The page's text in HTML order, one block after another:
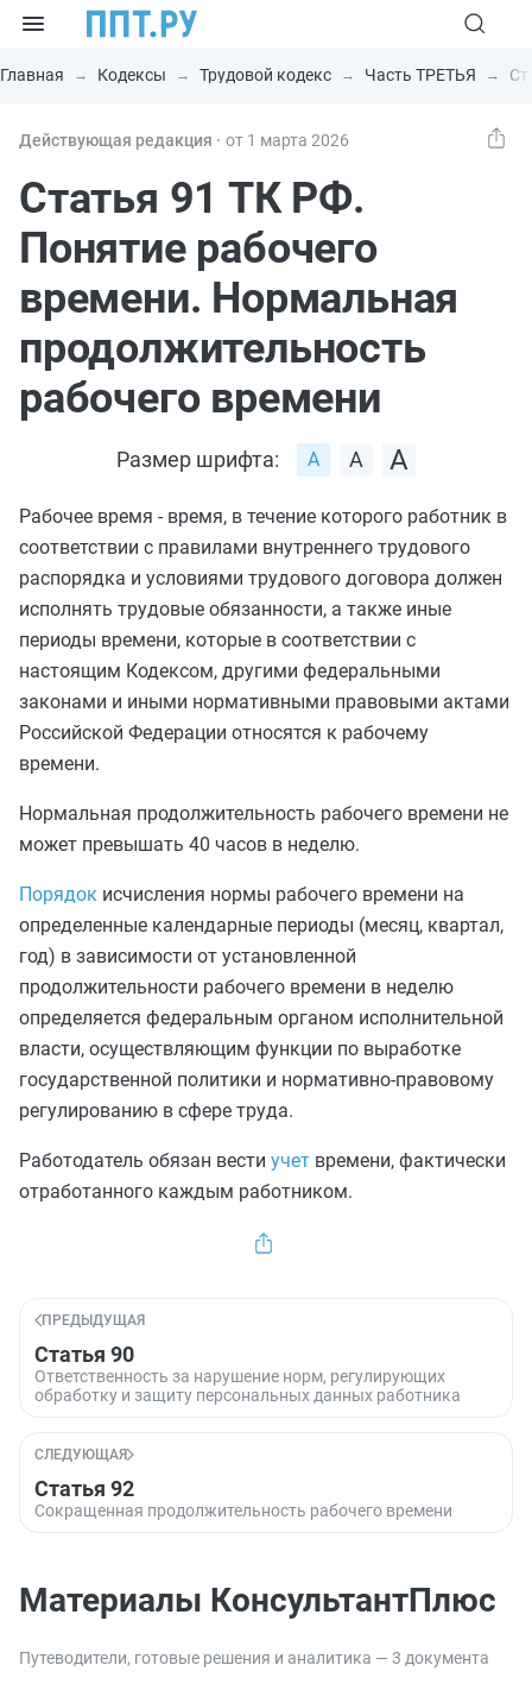
Главная Кодексы Трудовой кодекс Часть ТРЕТЬЯ
Действующая редакция ⸱ от 1 марта 2026
Статья 91 ТК РФ.
Понятие рабочего
времени. Нормальная
продолжительность
рабочего времени
Размер шрифта:
Рабочее время - время, в течение которого работник в
соответствии с правилами внутреннего трудового
распорядка и условиями трудового договора должен
исполнять трудовые обязанности, а также иные
периоды времени, которые в соответствии с
настоящим Кодексом, другими федеральными
законами и иными нормативными правовыми актами
Российской Федерации относятся к рабочему
времени.
Нормальная продолжительность рабочего времени не
может превышать 40 часов в неделю.
Порядок исчисления нормы рабочего времени на
определенные календарные периоды (месяц, квартал,
год) в зависимости от установленной
продолжительности рабочего времени в неделю
определяется федеральным органом исполнительной
власти, осуществляющим функции по выработке
государственной политики и нормативно-правовому
регулированию в сфере труда.
Работодатель обязан вести учет времени, фактически
отработанного каждым работником.
ПРЕДЫДУЩАЯ
Статья 90
Ответственность за нарушение норм, регулирующих
обработку и защиту персональных данных работника
СЛЕДУЮЩАЯ
Статья 92
Сокращенная продолжительность рабочего времени
Материалы КонсультантПлюс
Путеводители, готовые решения и аналитика — 3 документа